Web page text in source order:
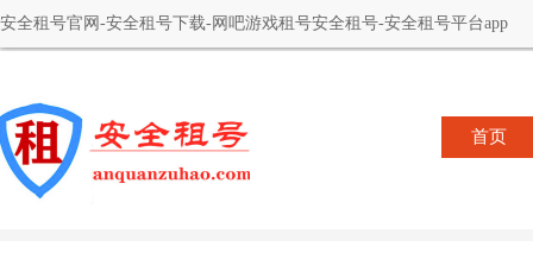
安全租号官网-安全租号下载-网吧游戏租号安全租号-安全租号平台app
首页